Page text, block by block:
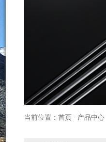
当前位置： 首页 - 产品中心